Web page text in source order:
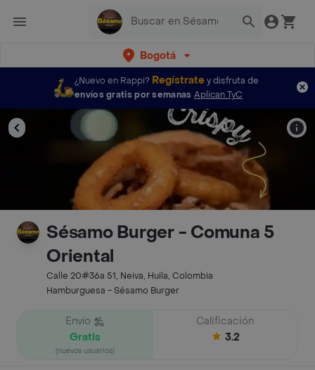
Bogotá
¿Nuevo en Rappi? Regístratey disfruta de
envíos gratis por semanas Aplican TyC
Sésamo Burger - Comuna 5
Oriental
Calle 20#36a 51, Neiva, Huila, Colombia
Hamburguesa - Sésamo Burger
Envío
Gratis
(nuevos usuarios)
Calificación
3.2